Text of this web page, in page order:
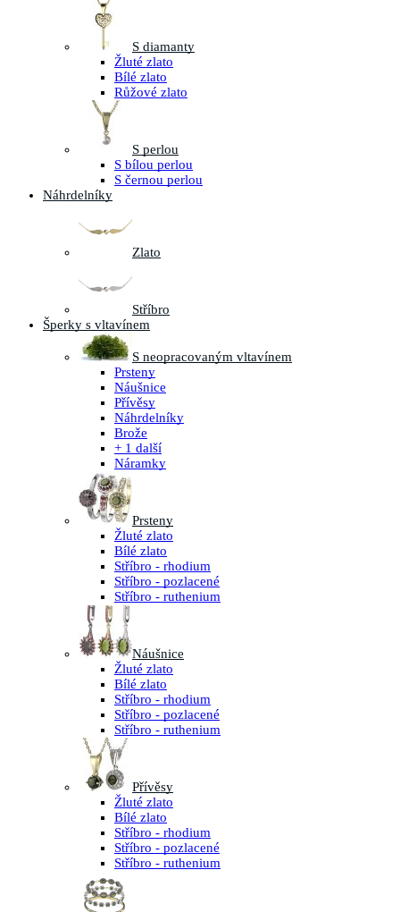
S diamanty
Žluté zlato
Bílé zlato
Růžové zlato
S perlou
S bílou perlou
S černou perlou
Náhrdelníky
Zlato
Stříbro
Šperky s vltavínem
S neopracovaným vltavínem
Prsteny
Náušnice
Přívěsy
Náhrdelníky
Brože
+ 1 další
Náramky
Prsteny
Žluté zlato
Bílé zlato
Stříbro - rhodium
Stříbro - pozlacené
Stříbro - ruthenium
Náušnice
Žluté zlato
Bílé zlato
Stříbro - rhodium
Stříbro - pozlacené
Stříbro - ruthenium
Přívěsy
Žluté zlato
Bílé zlato
Stříbro - rhodium
Stříbro - pozlacené
Stříbro - ruthenium